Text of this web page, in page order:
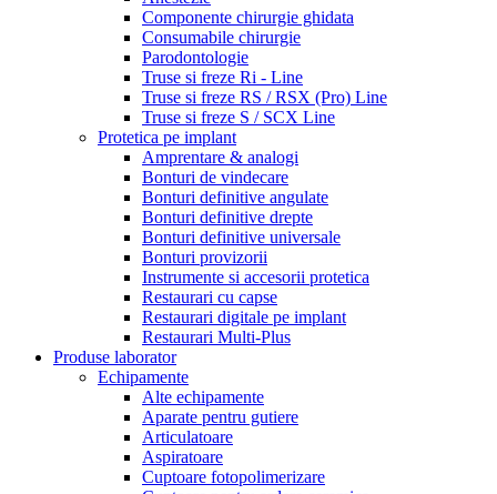
Componente chirurgie ghidata
Consumabile chirurgie
Parodontologie
Truse si freze Ri - Line
Truse si freze RS / RSX (Pro) Line
Truse si freze S / SCX Line
Protetica pe implant
Amprentare & analogi
Bonturi de vindecare
Bonturi definitive angulate
Bonturi definitive drepte
Bonturi definitive universale
Bonturi provizorii
Instrumente si accesorii protetica
Restaurari cu capse
Restaurari digitale pe implant
Restaurari Multi-Plus
Produse laborator
Echipamente
Alte echipamente
Aparate pentru gutiere
Articulatoare
Aspiratoare
Cuptoare fotopolimerizare